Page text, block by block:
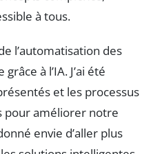
à tous.
l’automatisation des
à l’IA. J’ai été
et les processus
pour améliorer notre
envie d’aller plus